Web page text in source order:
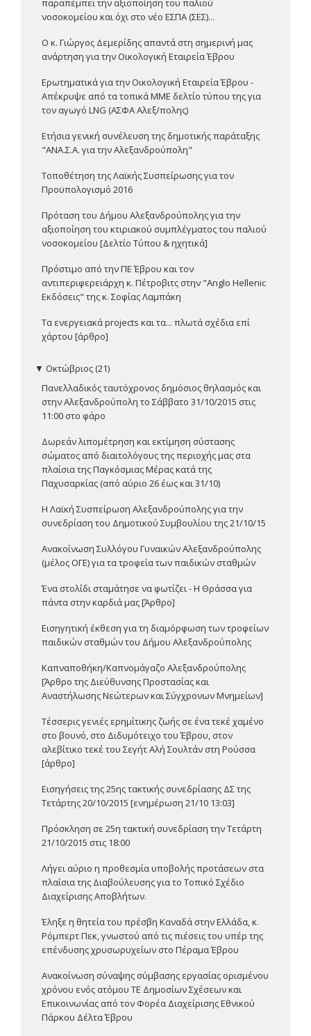
παραπέμπει την αξιοποίηση του παλιού
νοσοκομείου και όχι στο νέο ΕΣΠΑ (ΣΕΣ)...
Ο κ. Γιώργος Δεμερίδης απαντά στη σημερινή μας
ανάρτηση για την Οικολογική Εταιρεία Έβρου
Ερωτηματικά για την Οικολογική Εταιρεία Έβρου -
Απέκρυψε από τα τοπικά ΜΜΕ δελτίο τύπου της για
τον αγωγό LNG (ΑΣΦΑ Αλεξ/πολης)
Ετήσια γενική συνέλευση της δημοτικής παράταξης
"ΑΝΑ.Σ.Α. για την Αλεξανδρούπολη"
Τοποθέτηση της Λαϊκής Συσπείρωσης για τον
Προϋπολογισμό 2016
Πρόταση του Δήμου Αλεξανδρούπολης για την
αξιοποίηση του κτιριακού συμπλέγματος του παλιού
νοσοκομείου [Δελτίο Τύπου & ηχητικά]
Πρόστιμο από την ΠΕ Έβρου και τον
αντιπεριφερειάρχη κ. Πέτροβιτς στην "Anglo Hellenic
Εκδόσεις" της κ. Σοφίας Λαμπάκη
Τα ενεργειακά projects και τα... πλωτά σχέδια επί
χάρτου [άρθρο]
▼ Οκτώβριος (21)
Πανελλαδικός ταυτόχρονος δημόσιος θηλασμός και
στην Αλεξανδρούπολη το Σάββατο 31/10/2015 στις
11:00 στο φάρο
Δωρεάν λιπομέτρηση και εκτίμηση σύστασης
σώματος από διαιτολόγους της περιοχής μας στα
πλαίσια της Παγκόσμιας Μέρας κατά της
Παχυσαρκίας (από αύριο 26 έως και 31/10)
Η Λαϊκή Συσπείρωση Αλεξανδρούπολης για την
συνεδρίαση του Δημοτικού Συμβουλίου της 21/10/15
Ανακοίνωση Συλλόγου Γυναικών Αλεξανδρούπολης
(μέλος ΟΓΕ) για τα τροφεία των παιδικών σταθμών
Ένα στολίδι σταμάτησε να φωτίζει - Η Θράσσα για
πάντα στην καρδιά μας [Άρθρο]
Εισηγητική έκθεση για τη διαμόρφωση των τροφείων
παιδικών σταθμών του Δήμου Αλεξανδρούπολης
Καπναποθήκη/Καπνομάγαζο Αλεξανδρούπολης
[Άρθρο της Διεύθυνσης Προστασίας και
Αναστήλωσης Νεώτερων και Σύγχρονων Μνημείων]
Τέσσερις γενιές ερημίτικης ζωής σε ένα τεκέ χαμένο
στο βουνό, στο Διδυμότειχο του Έβρου, στον
αλεβίτικο τεκέ του Σεγήτ Αλή Σουλτάν στη Ρούσσα
[άρθρο]
Εισηγήσεις της 25ης τακτικής συνεδρίασης ΔΣ της
Τετάρτης 20/10/2015 [ενημέρωση 21/10 13:03]
Πρόσκληση σε 25η τακτική συνεδρίαση την Τετάρτη
21/10/2015 στις 18:00
Λήγει αύριο η προθεσμία υποβολής προτάσεων στα
πλαίσια της Διαβούλευσης για το Τοπικό Σχέδιο
Διαχείρισης Αποβλήτων.
Έληξε η θητεία του πρέσβη Καναδά στην Ελλάδα, κ.
Ρόμπερτ Πεκ, γνωστού από τις πιέσεις του υπέρ της
επένδυσης χρυσωρυχείων στο Πέραμα Έβρου
Ανακοίνωση σύναψης σύμβασης εργασίας ορισμένου
χρόνου ενός ατόμου ΤΕ Δημοσίων Σχέσεων και
Επικοινωνίας από τον Φορέα Διαχείρισης Εθνικού
Πάρκου Δέλτα Έβρου